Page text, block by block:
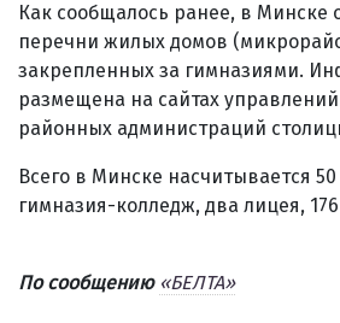
Как сообщалось ранее, в Минске
перечни жилых домов
закрепленных за гимназиями.
размещена на сайтах
районных администраций
Всего в Минске насчитывается
гимназия-колледж, два лицея,
По сообщению «БЕЛТА»